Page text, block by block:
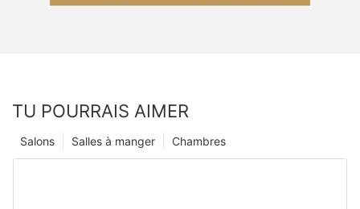
TU POURRAIS AIMER
Chambres
Salles à manger
Salons